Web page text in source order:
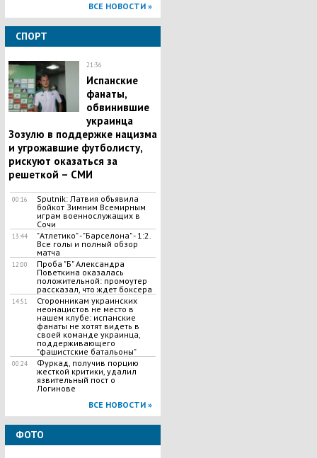
ВСЕ НОВОСТИ »
СПОРТ
21:36
Испанские
фанаты,
обвинившие
украинца
Зозулю в поддержке нацизма
и угрожавшие футболисту,
рискуют оказаться за
решеткой – СМИ
00:16
Sputnik: Латвия объявила
бойкот Зимним Всемирным
играм военнослужащих в
Сочи
13:44
"Атлетико" - "Барселона" - 1:2.
Все голы и полный обзор
матча
12:00
Проба "Б" Александра
Поветкина оказалась
положительной: промоутер
рассказал, что ждет боксера
14:51
Сторонникам украинских
неонацистов не место в
нашем клубе: испанские
фанаты не хотят видеть в
своей команде украинца,
поддерживающего
"фашистские батальоны"
00:24
Фуркад, получив порцию
жесткой критики, удалил
язвительный пост о
Логинове
ВСЕ НОВОСТИ »
ФОТО